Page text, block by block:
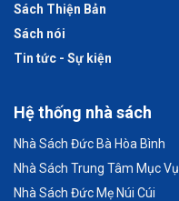
Sách Thiện Bản
Sách nói
Tin tức - Sự kiện
Hệ thống nhà sách
Nhà Sách Đức Bà Hòa Bình
Nhà Sách Trung Tâm Mục Vụ
Nhà Sách Đức Mẹ Núi Cúi